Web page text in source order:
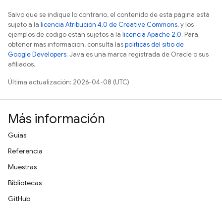
Salvo que se indique lo contrario, el contenido de esta página está
sujeto a la licencia Atribución 4.0 de Creative Commons, y los
ejemplos de código están sujetos a la licencia Apache 2.0. Para
obtener más información, consulta laspolíticas del sitio de
Google Developers. Java es una marca registrada de Oracle o sus
afiliados.
Última actualización: 2026-04-08 (UTC)
Más información
Guías
Referencia
Muestras
Bibliotecas
GitHub